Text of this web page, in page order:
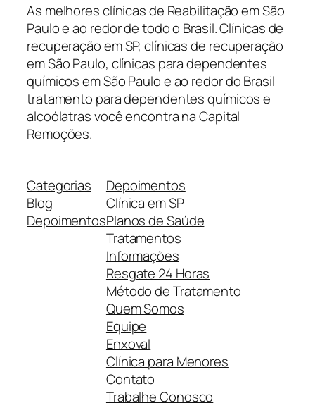
As melhores clínicas de Reabilitação em São
Paulo e ao redor de todo o Brasil. Clínicas de
recuperação em SP, clínicas de recuperação
em São Paulo, clínicas para dependentes
químicos em São Paulo e ao redor do Brasil
tratamento para dependentes químicos e
alcoólatras você encontra na Capital
Remoções.
Categorias
Blog
Depoimentos
Depoimentos
Clínica em SP
Planos de Saúde
Tratamentos
Informações
Resgate 24 Horas
Método de Tratamento
Quem Somos
Equipe
Enxoval
Clínica para Menores
Contato
Trabalhe Conosco